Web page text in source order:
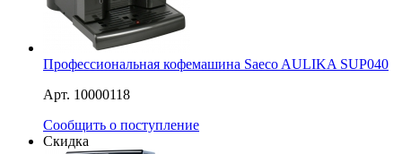
Профессиональная кофемашина Saeco AULIKA SUP040
Арт. 10000118
Сообщить о поступление
Скидка